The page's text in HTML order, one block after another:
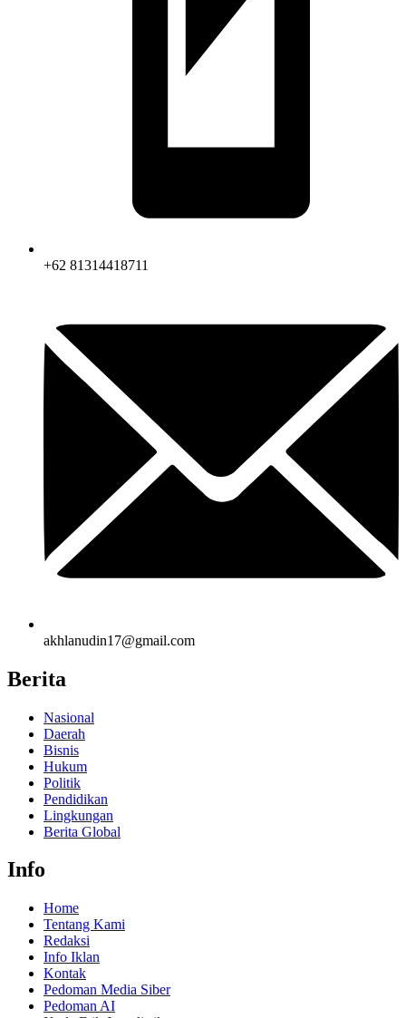
+62 81314418711
akhlanudin17@gmail.com
Berita
Nasional
Daerah
Bisnis
Hukum
Politik
Pendidikan
Lingkungan
Berita Global
Info
Home
Tentang Kami
Redaksi
Info Iklan
Kontak
Pedoman Media Siber
Pedoman AI